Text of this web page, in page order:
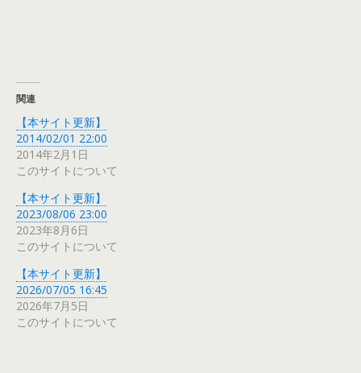
関連
【本サイト更新】
2014/02/01 22:00
2014年2月1日
このサイトについて
【本サイト更新】
2023/08/06 23:00
2023年8月6日
このサイトについて
【本サイト更新】
2026/07/05 16:45
2026年7月5日
このサイトについて